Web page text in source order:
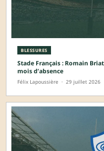
BLESSURES
Stade Français : Romain
mois d’absence
Félix Lapoussière · 29 juillet 2026